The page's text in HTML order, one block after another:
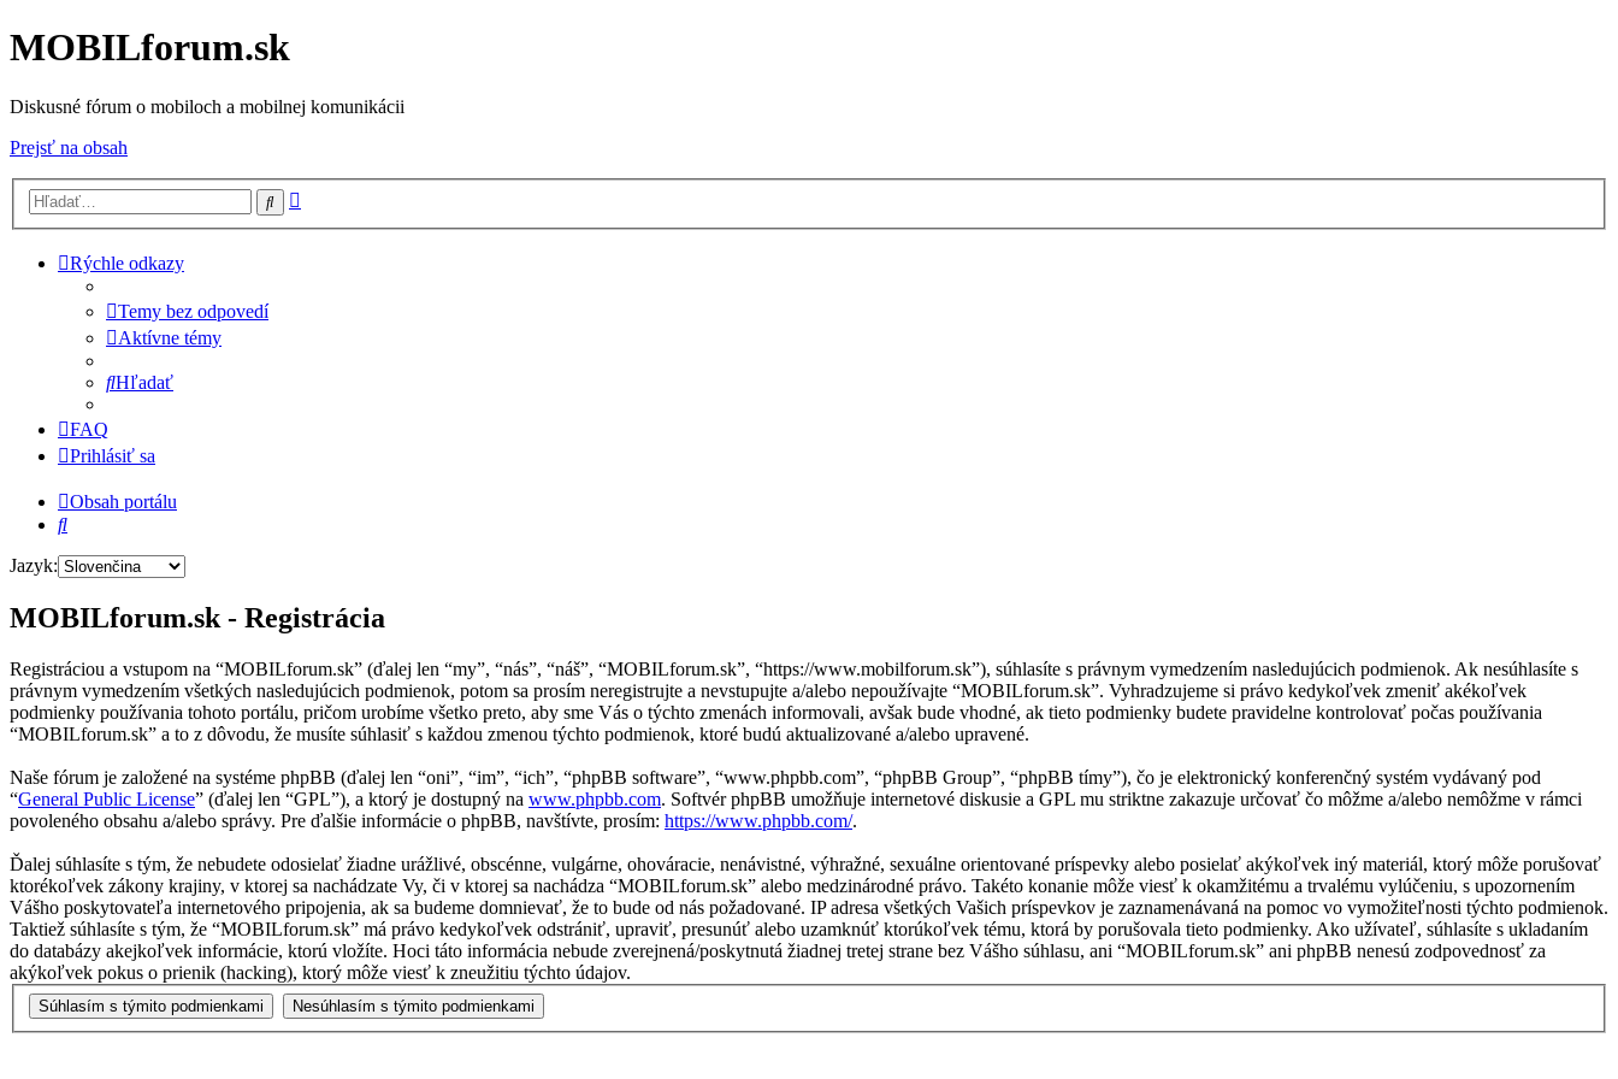
MOBILforum.sk
Diskusné fórum o mobiloch a mobilnej komunikácii
Prejsť na obsah
Hľadať
Rýchle odkazy
Temy bez odpovedí
Aktívne témy
Hľadať
FAQ
Prihlásiť sa
Obsah portálu
Hľadať
Jazyk:
MOBILforum.sk - Registrácia
Registráciou a vstupom na “MOBILforum.sk” (ďalej len “my”, “nás”, “náš”, “MOBILforum.sk”, “https://www.mobilforum.sk”), súhlasíte s právnym vymedzením nasledujúcich podmienok. Ak nesúhlasíte s
právnym vymedzením všetkých nasledujúcich podmienok, potom sa prosím neregistrujte a nevstupujte a/alebo nepoužívajte “MOBILforum.sk”. Vyhradzujeme si právo kedykoľvek zmeniť akékoľvek
podmienky používania tohoto portálu, pričom urobíme všetko preto, aby sme Vás o týchto zmenách informovali, avšak bude vhodné, ak tieto podmienky budete pravidelne kontrolovať počas používania
“MOBILforum.sk” a to z dôvodu, že musíte súhlasiť s každou zmenou týchto podmienok, ktoré budú aktualizované a/alebo upravené.
Naše fórum je založené na systéme phpBB (ďalej len “oni”, “im”, “ich”, “phpBB software”, “www.phpbb.com”, “phpBB Group”, “phpBB tímy”), čo je elektronický konferenčný systém vydávaný pod
“General Public License” (ďalej len “GPL”), a ktorý je dostupný na www.phpbb.com. Softvér phpBB umožňuje internetové diskusie a GPL mu striktne zakazuje určovať čo môžme a/alebo nemôžme v rámci
povoleného obsahu a/alebo správy. Pre ďalšie informácie o phpBB, navštívte, prosím: https://www.phpbb.com/.
Ďalej súhlasíte s tým, že nebudete odosielať žiadne urážlivé, obscénne, vulgárne, ohováracie, nenávistné, výhražné, sexuálne orientované príspevky alebo posielať akýkoľvek iný materiál, ktorý môže porušovať
ktorékoľvek zákony krajiny, v ktorej sa nachádzate Vy, či v ktorej sa nachádza “MOBILforum.sk” alebo medzinárodné právo. Takéto konanie môže viesť k okamžitému a trvalému vylúčeniu, s upozornením
Vášho poskytovateľa internetového pripojenia, ak sa budeme domnievať, že to bude od nás požadované. IP adresa všetkých Vašich príspevkov je zaznamenávaná na pomoc vo vymožiteľnosti týchto podmienok.
Taktiež súhlasíte s tým, že “MOBILforum.sk” má právo kedykoľvek odstrániť, upraviť, presunúť alebo uzamknúť ktorúkoľvek tému, ktorá by porušovala tieto podmienky. Ako užívateľ, súhlasíte s ukladaním
do databázy akejkoľvek informácie, ktorú vložíte. Hoci táto informácia nebude zverejnená/poskytnutá žiadnej tretej strane bez Vášho súhlasu, ani “MOBILforum.sk” ani phpBB nenesú zodpovednosť za
akýkoľvek pokus o prienik (hacking), ktorý môže viesť k zneužitiu týchto údajov.